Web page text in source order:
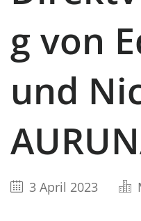
g von
und
3 April 2023